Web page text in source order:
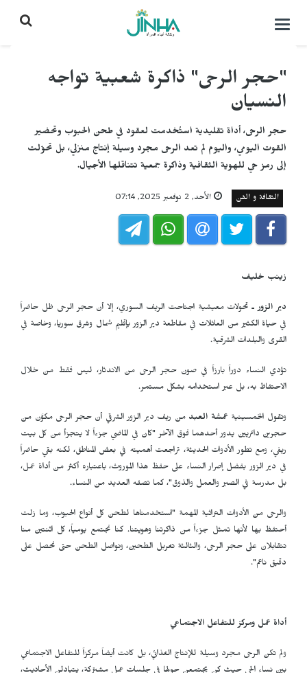
التحكم
"حجر الرحى" ذاكرة شعبية تواجه
النسيان
حجر الرحى، أداة تقليدية استُخدمت لعقود في طحن الحبوب وتحضير
القوت اليومي، واليوم لم تعد الرحى مجرد وسيلة إنتاج منزلي، بل تحوّلت
إلى رمز حي للهوية الثقافية وذاكرة جمعية تتناقلها الأجيال.
الثقافة و الفن الأحد, 2 نوفمبر 2025, 07:14
زينب خليف
دير الزور ـ تحولات معيشية اجتاحت الريف السوري، إلا أن حجر الرحى ظل حاضراً
في حياة الكثير من العائلات في مقاطعة دير الزور بإقليم شمال وشرق سوريا، وخاصة في
القرى والبلدات الشرقية.
تؤدي النساء دوراً بارزاً في صون حجر الرحى من الاندثار، ليس فقط من خلال
الاحتفاظ به، بل عبر استخدامه بشكل مستمر.
وتقول الخمسينية عمشة العبد من ريف دير الزور الشرقي أن حجر الرحى مكوَّن من
حجرين دائريين يدور أحدهما فوق الآخر "كان في الماضي جزءاً لا يتجزأ من كل بيت
ريفي، ومع تطور الأدوات الحديثة، تراجعت أهميته في بعض المناطق، لكنه بقي حاضراً
في دير الزور بفضل إصرار النساء على حفظ هذا الموروث، باعتباره أكثر من أداة عمل،
بل مدرسة في الصبر والعمل والذوق"، كما تصفه العديد من النساء.
والرحى من الأدوات التراثية المهمة "استخدمناها لطحن كل أنواع الحبوب، وما زلت
أحتفظ بها لأنها تمثل جزءاً من ذاكرتنا وهويتنا. كنا نجتمع يومياً، كل اثنتين منا
تتقابلان على حجر الرحى، والثالثة تغربل الطحين، ونواصل الطحن حتى نحصل على
دقيق ناعم".
أداة عمل ومركز للتفاعل الاجتماعي
ولم تكن الرحى مجرد وسيلة للإنتاج الغذائي، بل كانت أيضاً مركزاً للتفاعل الاجتماعي